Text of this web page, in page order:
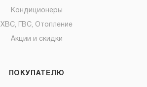
Кондиционеры
ХВС, ГВС, Отопление
Акции и скидки
ПОКУПАТЕЛЮ